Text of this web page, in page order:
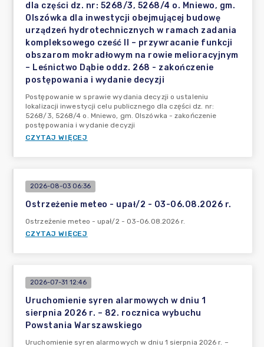
dla części dz. nr: 5268/3, 5268/4 o. Mniewo, gm.
Olszówka dla inwestycji obejmującej budowę
urządzeń hydrotechnicznych w ramach zadania
kompleksowego cześć II – przywracanie funkcji
obszarom mokradłowym na rowie melioracyjnym
– Leśnictwo Dąbie oddz. 268 - zakończenie
postępowania i wydanie decyzji
Postępowanie w sprawie wydania decyzji o ustaleniu
lokalizacji inwestycji celu publicznego dla części dz. nr:
5268/3, 5268/4 o. Mniewo, gm. Olszówka - zakończenie
postępowania i wydanie decyzji
CZYTAJ WIĘCEJ
2026-08-03 06:36
Ostrzeżenie meteo - upał/2 - 03-06.08.2026 r.
Ostrzeżenie meteo - upał/2 - 03-06.08.2026 r.
CZYTAJ WIĘCEJ
2026-07-31 12:46
Uruchomienie syren alarmowych w dniu 1
sierpnia 2026 r. – 82. rocznica wybuchu
Powstania Warszawskiego
Uruchomienie syren alarmowych w dniu 1 sierpnia 2026 r. –